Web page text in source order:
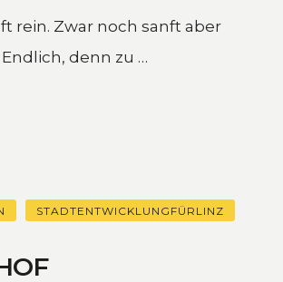
rein. Zwar noch sanft aber
denn zu …
STADTENTWICKLUNGFÜRLINZ